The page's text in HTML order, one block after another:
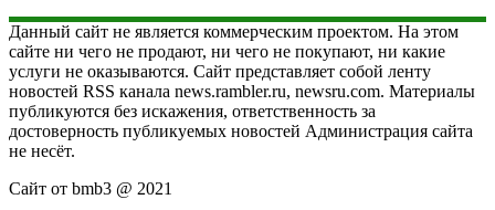
Данный сайт не является коммерческим проектом. На этом
сайте ни чего не продают, ни чего не покупают, ни какие
услуги не оказываются. Сайт представляет собой ленту
новостей RSS канала news.rambler.ru, newsru.com. Материалы
публикуются без искажения, ответственность за
достоверность публикуемых новостей Администрация сайта
не несёт.
Сайт от bmb3 @ 2021